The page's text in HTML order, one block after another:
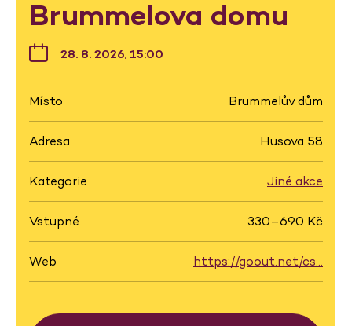
Brummelova domu
28. 8. 2026, 15:00
Místo Brummelův dům
Adresa Husova 58
Kategorie Jiné akce
Vstupné 330–690 Kč
Web https://goout.net/cs…